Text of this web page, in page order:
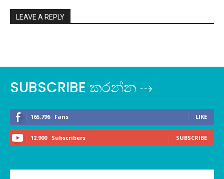
LEAVE A REPLY
SUBSCRIBE කරන්න ⇢
165,796 Fans LIKE
12,900 Subscribers SUBSCRIBE